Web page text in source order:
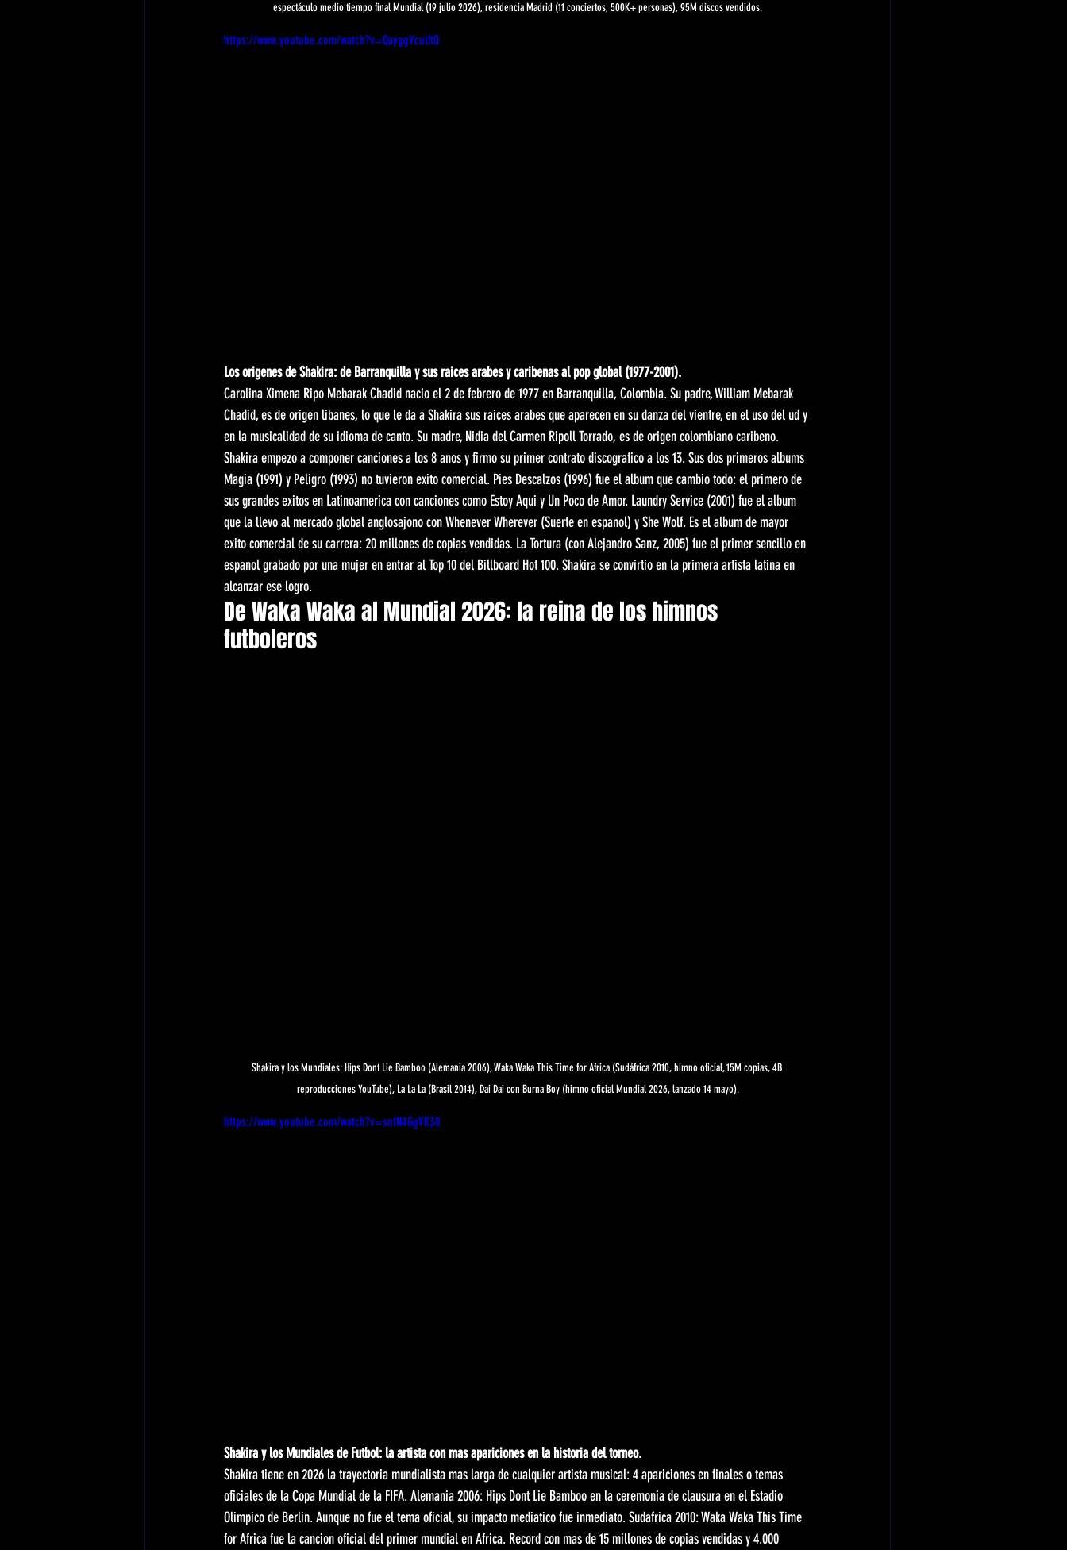
espectáculo medio tiempo final Mundial (19 julio 2026), residencia Madrid (11 conciertos, 500K+ personas), 95M discos vendidos.
https://www.youtube.com/watch?v=QayggVcuUtQ
Los origenes de Shakira: de Barranquilla y sus raices arabes y caribenas al pop global (1977-2001).
Carolina Ximena Ripo Mebarak Chadid nacio el 2 de febrero de 1977 en Barranquilla, Colombia. Su padre, William Mebarak
Chadid, es de origen libanes, lo que le da a Shakira sus raices arabes que aparecen en su danza del vientre, en el uso del ud y
en la musicalidad de su idioma de canto. Su madre, Nidia del Carmen Ripoll Torrado, es de origen colombiano caribeno.
Shakira empezo a componer canciones a los 8 anos y firmo su primer contrato discografico a los 13. Sus dos primeros albums
Magia (1991) y Peligro (1993) no tuvieron exito comercial. Pies Descalzos (1996) fue el album que cambio todo: el primero de
sus grandes exitos en Latinoamerica con canciones como Estoy Aqui y Un Poco de Amor. Laundry Service (2001) fue el album
que la llevo al mercado global anglosajono con Whenever Wherever (Suerte en espanol) y She Wolf. Es el album de mayor
exito comercial de su carrera: 20 millones de copias vendidas. La Tortura (con Alejandro Sanz, 2005) fue el primer sencillo en
espanol grabado por una mujer en entrar al Top 10 del Billboard Hot 100. Shakira se convirtio en la primera artista latina en
alcanzar ese logro.
De Waka Waka al Mundial 2026: la reina de los himnos
futboleros
Shakira y los Mundiales: Hips Dont Lie Bamboo (Alemania 2006), Waka Waka This Time for Africa (Sudáfrica 2010, himno oficial, 15M copias, 4B
reproducciones YouTube), La La La (Brasil 2014), Dai Dai con Burna Boy (himno oficial Mundial 2026, lanzado 14 mayo).
https://www.youtube.com/watch?v=sntN4GgVK38
Shakira y los Mundiales de Futbol: la artista con mas apariciones en la historia del torneo.
Shakira tiene en 2026 la trayectoria mundialista mas larga de cualquier artista musical: 4 apariciones en finales o temas
oficiales de la Copa Mundial de la FIFA. Alemania 2006: Hips Dont Lie Bamboo en la ceremonia de clausura en el Estadio
Olimpico de Berlin. Aunque no fue el tema oficial, su impacto mediatico fue inmediato. Sudafrica 2010: Waka Waka This Time
for Africa fue la cancion oficial del primer mundial en Africa. Record con mas de 15 millones de copias vendidas y 4.000